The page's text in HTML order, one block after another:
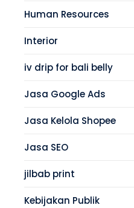
Human Resources
Interior
iv drip for bali belly
Jasa Google Ads
Jasa Kelola Shopee
Jasa SEO
jilbab print
Kebijakan Publik